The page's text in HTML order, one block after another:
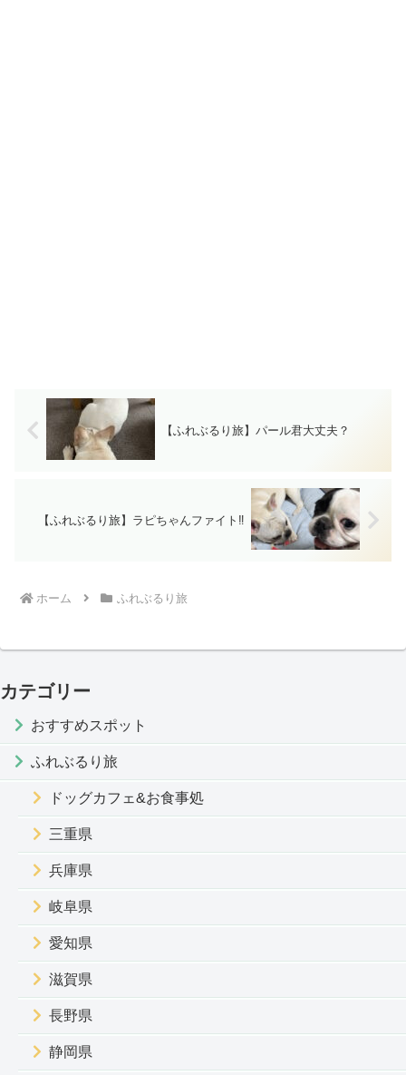
【ふれぶるり旅】パール君大丈夫？
【ふれぶるり旅】ラピちゃんファイト‼︎
ホーム ふれぶるり旅
カテゴリー
おすすめスポット
ふれぶるり旅
ドッグカフェ&お食事処
三重県
兵庫県
岐阜県
愛知県
滋賀県
長野県
静岡県